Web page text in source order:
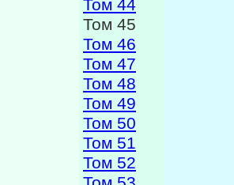
Том 44
Том 45
Том 46
Том 47
Том 48
Том 49
Том 50
Том 51
Том 52